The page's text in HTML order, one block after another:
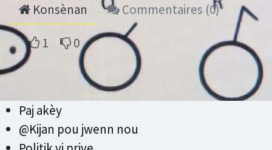
Konsènan Commentaires (0)
1 0
Paj akèy
@Kijan pou jwenn nou